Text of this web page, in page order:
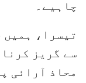
چاہیے۔
تیسرا،
سے گریز
محاذ آرائی